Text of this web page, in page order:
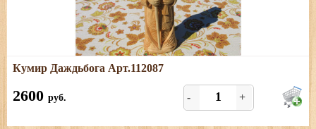
Подробнее
Размеры: длина - 8,5 см; ширина - 6 см; высота - 25 см
Кумир Даждьбога Арт.112087
2600 руб. - +